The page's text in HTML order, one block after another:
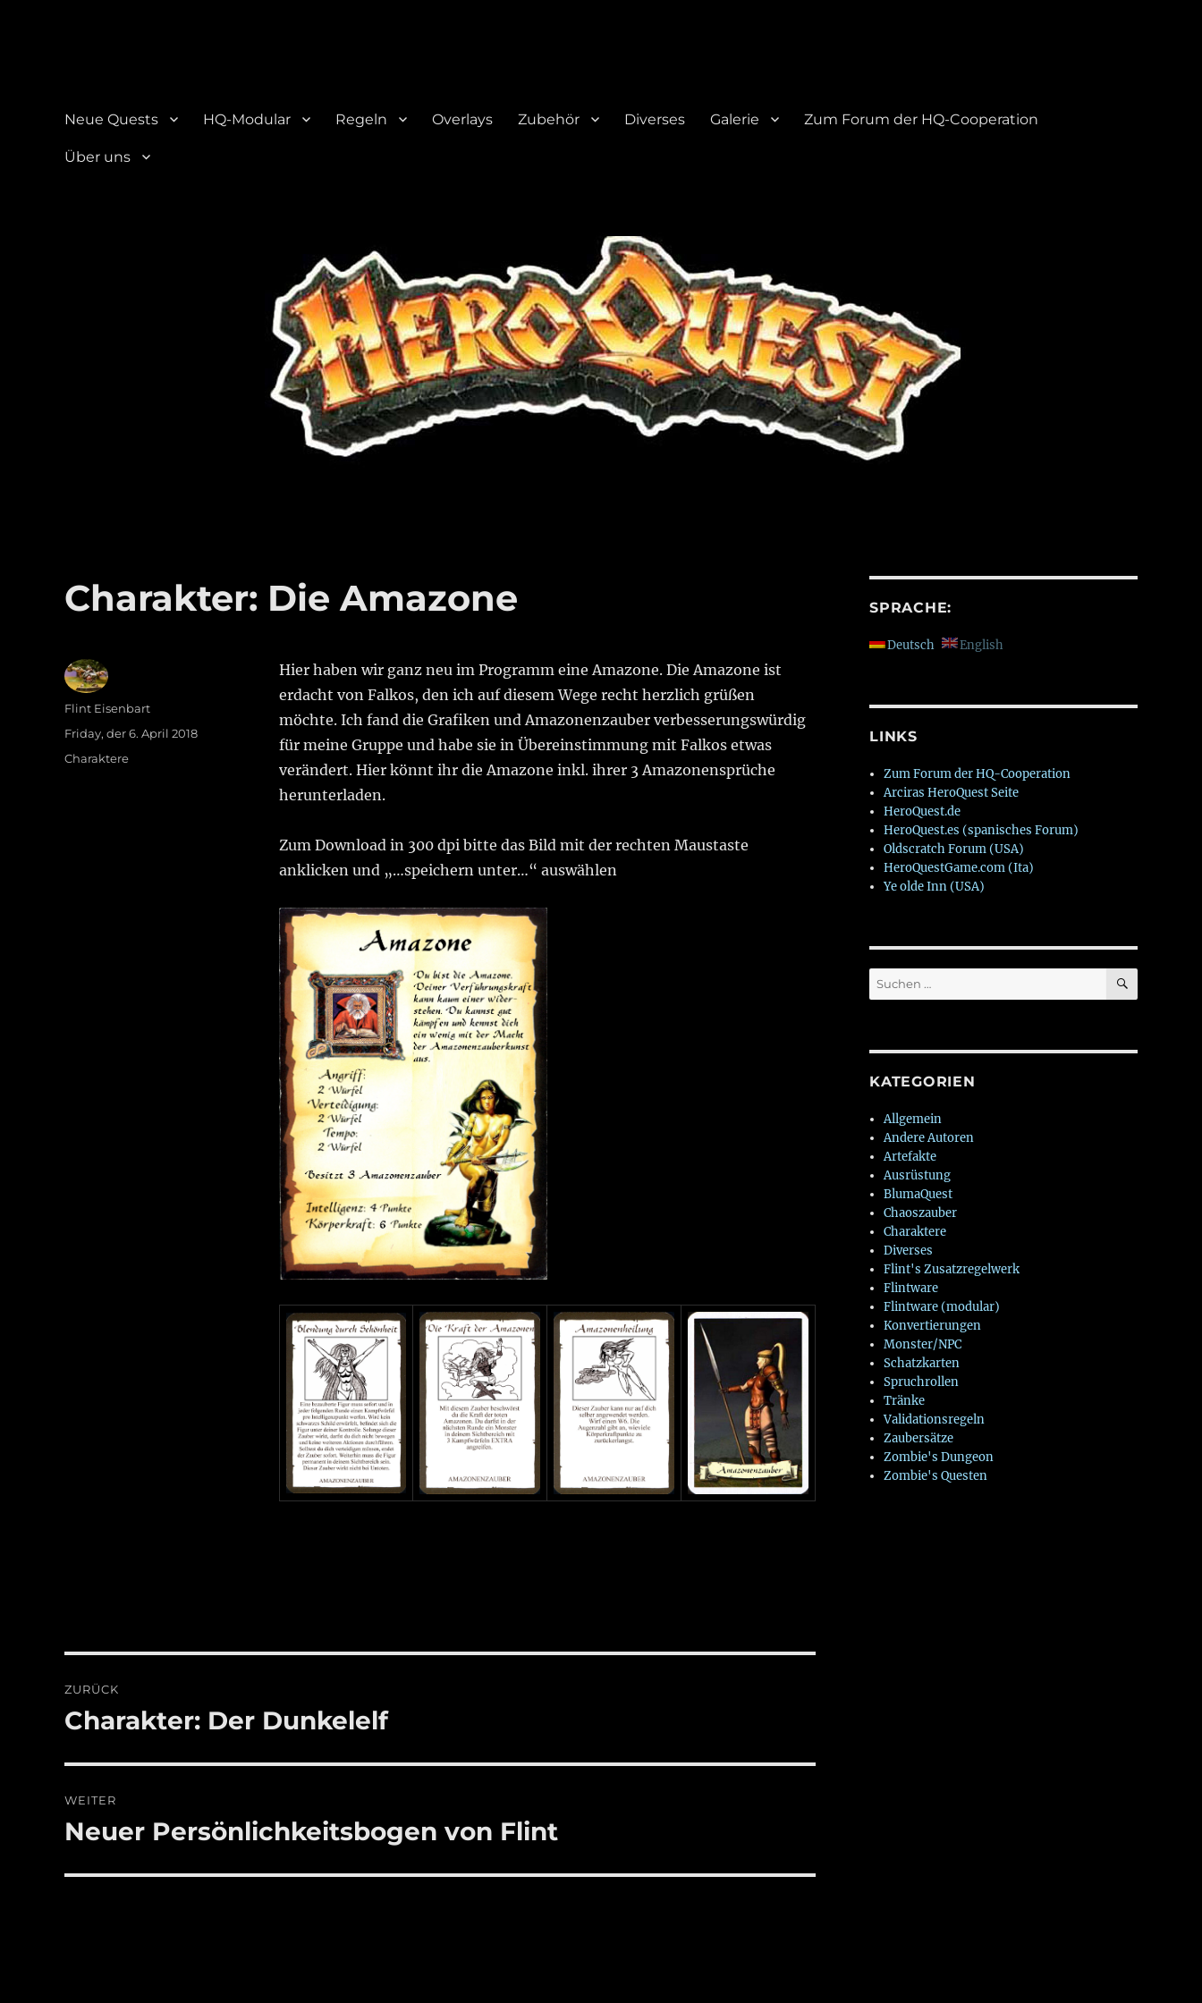
Neue Quests HQ-Modular Regeln Overlays Zubehör Diverses Galerie Zum Forum der HQ-Cooperation
Über uns
Charakter: Die Amazone
Hier haben wir ganz neu im Programm eine Amazone. Die Amazone ist
erdacht von Falkos, den ich auf diesem Wege recht herzlich grüßen
möchte. Ich fand die Grafiken und Amazonenzauber verbesserungswürdig
für meine Gruppe und habe sie in Übereinstimmung mit Falkos etwas
verändert. Hier könnt ihr die Amazone inkl. ihrer 3 Amazonensprüche
herunterladen.
Zum Download in 300 dpi bitte das Bild mit der rechten Maustaste
anklicken und „…speichern unter…“ auswählen
Autor
Flint Eisenbart
Veröffentlicht
am
Friday, der 6. April 2018
Kategorien
Charaktere
ZURÜCK
Vorheriger
Charakter: Der Dunkelelf
WEITER
Nächster
Neuer Persönlichkeitsbogen von Flint
SPRACHE:
Deutsch English
LINKS
Zum Forum der HQ-Cooperation
Arciras HeroQuest Seite
HeroQuest.de
HeroQuest.es (spanisches Forum)
Oldscratch Forum (USA)
HeroQuestGame.com (Ita)
Ye olde Inn (USA)
Suchen
nach:
SUCHEN
KATEGORIEN
Allgemein
Andere Autoren
Artefakte
Ausrüstung
BlumaQuest
Chaoszauber
Charaktere
Diverses
Flint's Zusatzregelwerk
Flintware
Flintware (modular)
Konvertierungen
Monster/NPC
Schatzkarten
Spruchrollen
Tränke
Validationsregeln
Zaubersätze
Zombie's Dungeon
Zombie's Questen